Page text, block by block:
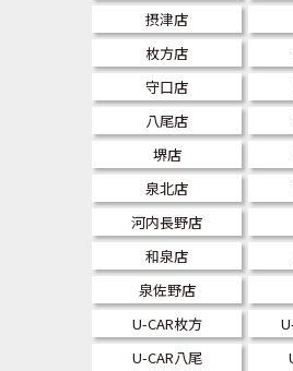
摂津店
枚方店
守口店
八尾店
堺店
泉北店
河内長野店
和泉店
泉佐野店
U-CAR枚方
U-CAR八尾